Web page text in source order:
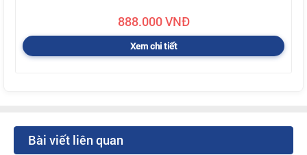
888.000 VNĐ
Xem chi tiết
Bài viết liên quan